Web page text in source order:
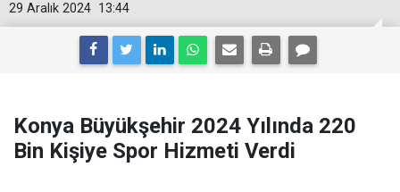
13:44
29 Aralık 2024
Konya Büyükşehir 2024 Yılında 220
Bin Kişiye Spor Hizmeti Verdi